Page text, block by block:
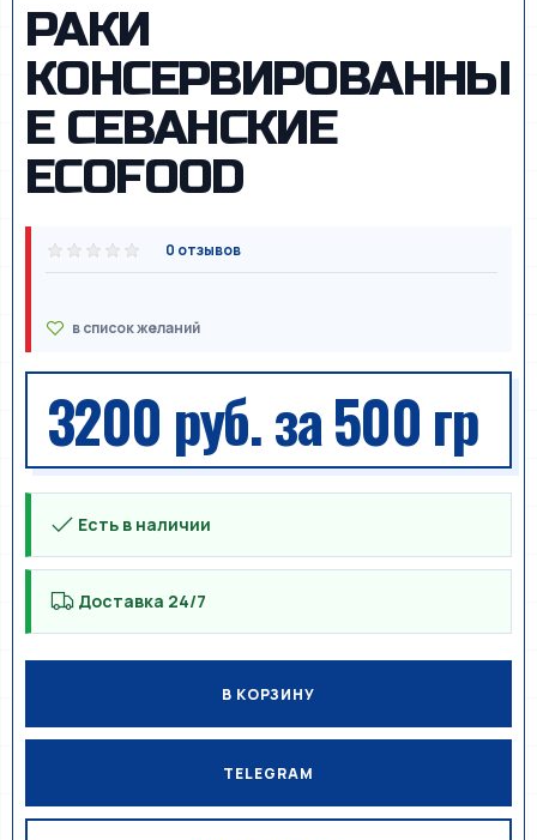
РАКИ
КОНСЕРВИРОВАННЫ
Е CЕВАНСКИЕ
ECOFOOD
0 отзывов
3200 руб.за 500 гр
Есть в наличии
Доставка 24/7
В КОРЗИНУ
TELEGRAM